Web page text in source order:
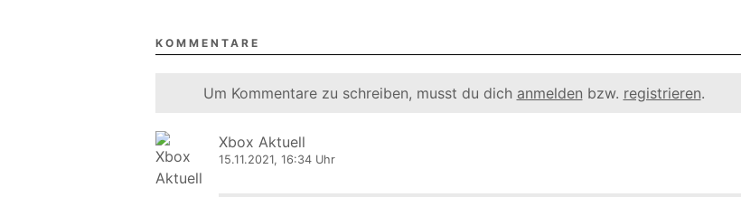
KOMMENTARE
Um Kommentare zu schreiben, musst du dich anmelden bzw. registrieren.
Xbox Aktuell
15.11.2021, 16:34 Uhr